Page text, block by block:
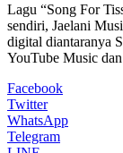
Lagu “Song For
sendiri, Jaelani
digital diantaranya
YouTube Music dan
Facebook
Twitter
WhatsApp
Telegram